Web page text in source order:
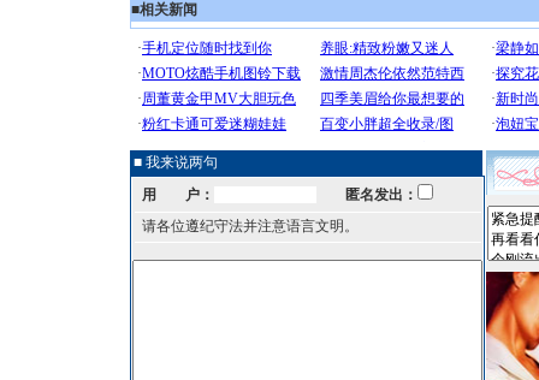
■相关新闻
■ 我来说两句
用 户：
匿名发出：
请各位遵纪守法并注意语言文明。